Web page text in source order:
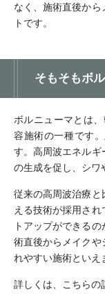
なく、施術直後か
トです。
そもそもボ
ボルニューマとは
容施術の一種です
す。高周波エネルギ
の生成を促し、シワ
従来の高周波治療と
える技術が採用さ
トアップができる
術直後からメイクや
れやすい施術といえ
詳しくは、こちらの